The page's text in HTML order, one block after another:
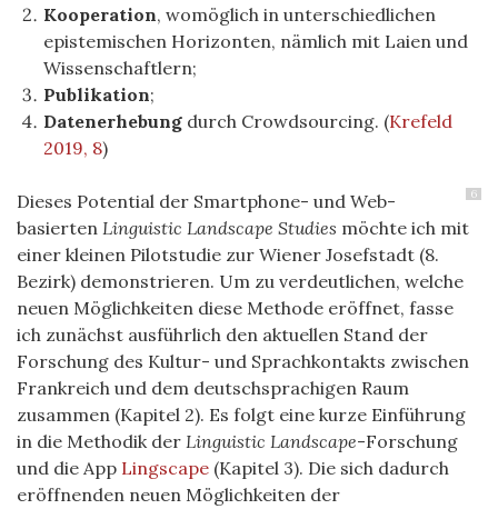
Kooperation, womöglich in unterschiedlichen
epistemischen Horizonten, nämlich mit Laien und
Wissenschaftlern;
Publikation;
Datenerhebung durch Crowdsourcing. (Krefeld
2019, 8)
6
Dieses Potential der Smartphone- und Web-
basierten Linguistic Landscape Studies möchte ich mit
einer kleinen Pilotstudie zur Wiener Josefstadt (8.
Bezirk) demonstrieren. Um zu verdeutlichen, welche
neuen Möglichkeiten diese Methode eröffnet, fasse
ich zunächst ausführlich den aktuellen Stand der
Forschung des Kultur- und Sprachkontakts zwischen
Frankreich und dem deutschsprachigen Raum
zusammen (Kapitel 2). Es folgt eine kurze Einführung
in die Methodik der Linguistic Landscape-Forschung
und die App Lingscape (Kapitel 3). Die sich dadurch
eröffnenden neuen Möglichkeiten der